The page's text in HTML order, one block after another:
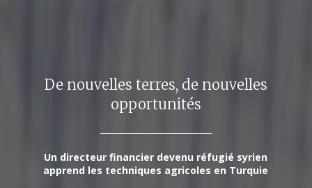
De nouvelles terres, de nouvelles
opportunités
Un directeur financier devenu réfugié syrien
apprend les techniques agricoles en Turquie